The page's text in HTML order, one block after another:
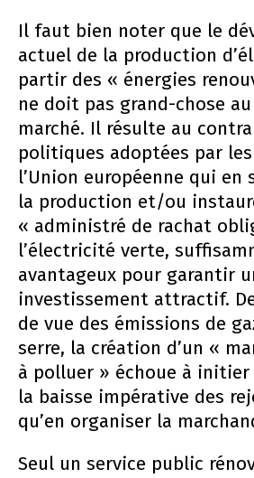
Il faut bien noter que le
actuel de la production
partir des « énergies
ne doit pas grand-chose
marché. Il résulte au
politiques adoptées par
l’Union européenne qui
la production et/ou
« administré de rachat
l’électricité verte,
avantageux pour garantir
investissement attractif.
de vue des émissions de
serre, la création d’un «
à polluer » échoue à
la baisse impérative des
qu’en organiser la
Seul un service public